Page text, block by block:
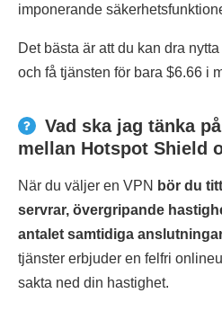
imponerande
Det bästa är att du kan dra
och få tjänsten för bara $6.66 i
Vad ska jag tänka
mellan Hotspot Shield
När du väljer en VPN bör du
servrar, övergripande
antalet samtidiga
tjänster erbjuder en felfri
sakta ned din hastighet.